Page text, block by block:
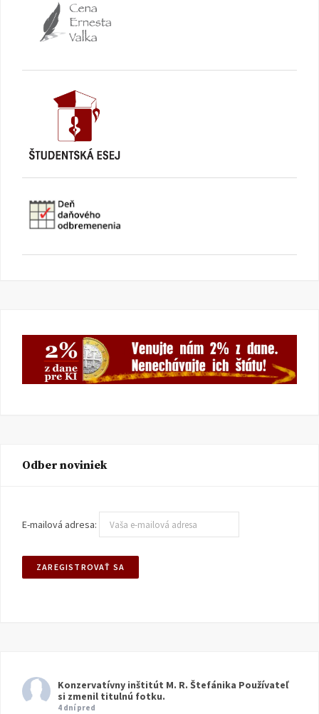
Odber noviniek
E-mailová adresa:
Konzervatívny inštitút M. R. Štefánika Používateľ
si zmenil titulnú fotku.
4 dní pred